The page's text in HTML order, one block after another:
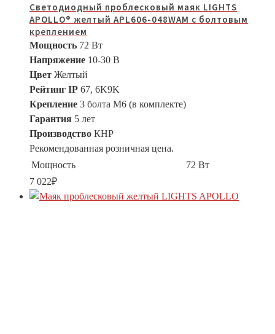
Светодиодный проблесковый маяк LIGHTS
APOLLO® желтый APL606-048WAM с болтовым
креплением
Мощность 72 Вт
Напряжение 10-30 В
Цвет Желтый
Рейтинг IP 67, 6K9K
Крепление 3 болта M6 (в комплекте)
Гарантия 5 лет
Производство КНР
Рекомендованная розничная цена.
Мощность
72 Вт
7 022₽